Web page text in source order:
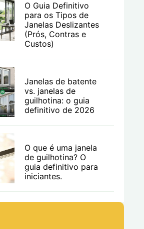
O Guia Definitivo
para os Tipos de
Janelas Deslizantes
(Prós, Contras e
Custos)
Janelas de batente
vs. janelas de
guilhotina: o guia
definitivo de 2026
O que é uma janela
de guilhotina? O
guia definitivo para
iniciantes.